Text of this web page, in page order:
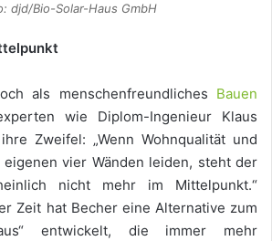
djd/Bio-Solar-Haus GmbH
als menschenfreundliches Bauen
wie Diplom-Ingenieur Klaus
Zweifel: „Wenn Wohnqualität und
vier Wänden leiden, steht der
nicht mehr im Mittelpunkt.“
Zeit hat Becher eine Alternative zum
entwickelt, die immer mehr